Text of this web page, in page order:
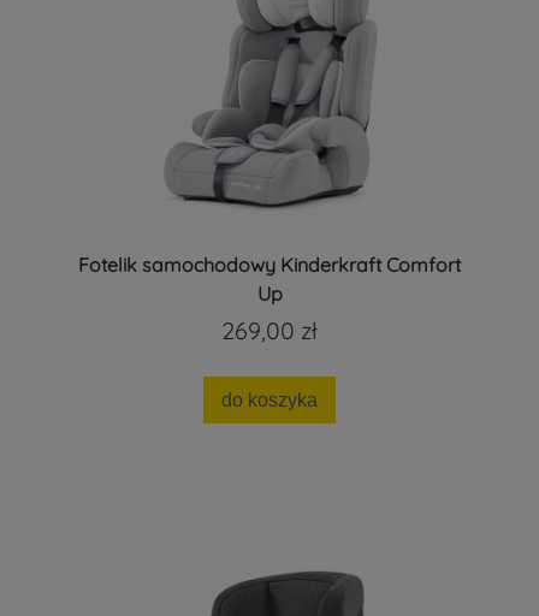
Fotelik samochodowy Kinderkraft Comfort
Up
269,00 zł
do koszyka